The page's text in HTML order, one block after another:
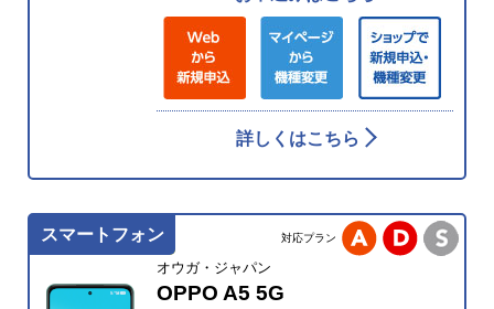
詳しくはこちら
スマートフォン 対応プラン
オウガ・ジャパン
OPPO A5 5G